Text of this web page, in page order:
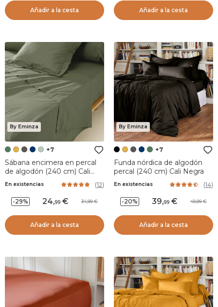
Añadir a la cesta Añadir a la cesta
By Eminza
+7
Sábana encimera en percal
de algodón (240 cm) Cali
En existencias (12)
-29% 24,99 34,99
Añadir a la cesta
By Eminza
+7
Funda nórdica de algodón
percal (240 cm) Cali Negra
En existencias (14)
-20% 39,99 49,99
Añadir a la cesta